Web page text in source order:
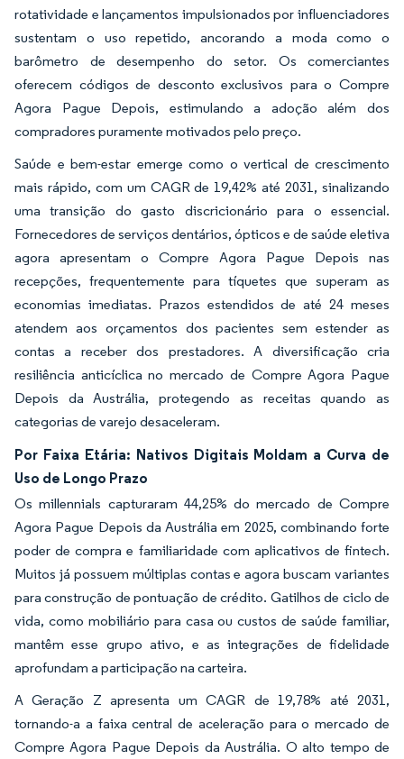
rotatividade e lançamentos impulsionados por influenciadores
sustentam o uso repetido, ancorando a moda como o
barômetro de desempenho do setor. Os comerciantes
oferecem códigos de desconto exclusivos para o Compre
Agora Pague Depois, estimulando a adoção além dos
compradores puramente motivados pelo preço.
Saúde e bem-estar emerge como o vertical de crescimento
mais rápido, com um CAGR de 19,42% até 2031, sinalizando
uma transição do gasto discricionário para o essencial.
Fornecedores de serviços dentários, ópticos e de saúde eletiva
agora apresentam o Compre Agora Pague Depois nas
recepções, frequentemente para tíquetes que superam as
economias imediatas. Prazos estendidos de até 24 meses
atendem aos orçamentos dos pacientes sem estender as
contas a receber dos prestadores. A diversificação cria
resiliência anticíclica no mercado de Compre Agora Pague
Depois da Austrália, protegendo as receitas quando as
categorias de varejo desaceleram.
Por Faixa Etária: Nativos Digitais Moldam a Curva de
Uso de Longo Prazo
Os millennials capturaram 44,25% do mercado de Compre
Agora Pague Depois da Austrália em 2025, combinando forte
poder de compra e familiaridade com aplicativos de fintech.
Muitos já possuem múltiplas contas e agora buscam variantes
para construção de pontuação de crédito. Gatilhos de ciclo de
vida, como mobiliário para casa ou custos de saúde familiar,
mantêm esse grupo ativo, e as integrações de fidelidade
aprofundam a participação na carteira.
A Geração Z apresenta um CAGR de 19,78% até 2031,
tornando-a a faixa central de aceleração para o mercado de
Compre Agora Pague Depois da Austrália. O alto tempo de